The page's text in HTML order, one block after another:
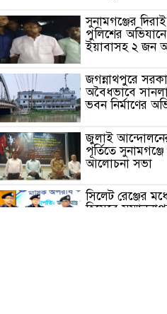
সুনামগঞ্জের
পুলিশের
ইয়াবাসহ ২ জন
জগন্নাথপুরে
অবৈধভাবে
ভবন নির্মাণের
জুলাই
পূর্তিতে
আলোচনা সভা
সিলেট রেঞ্জের
হিসেবে